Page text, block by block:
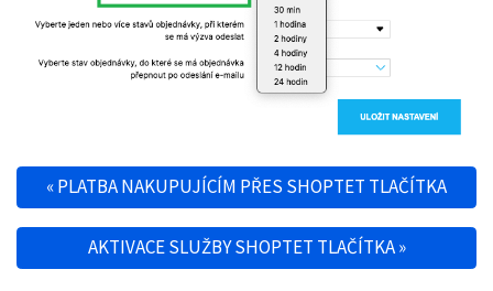
Navigace pro příspěvek
«PLATBA NAKUPUJÍCÍM PŘES SHOPTET TLAČÍTKA
AKTIVACE SLUŽBY SHOPTET TLAČÍTKA»